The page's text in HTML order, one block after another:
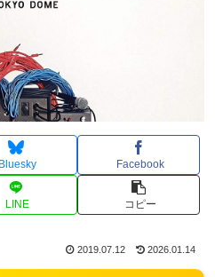
Bluesky Facebook
LINE コピー
2019.07.12 2026.01.14